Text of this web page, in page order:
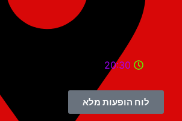
20:30
לוח הופעות מלא